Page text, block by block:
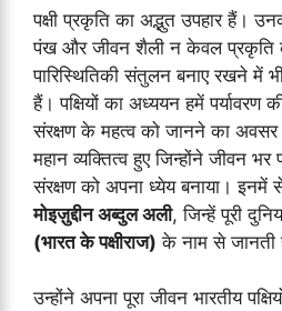
पक्षी प्रकृति का अद्भुत उपहार हैं।
पंख और जीवन शैली न केवल प्रकृति
पारिस्थितिकी संतुलन बनाए रखने में
हैं। पक्षियों का अध्ययन हमें
संरक्षण के महत्व को जानने का
महान व्यक्तित्व हुए जिन्होंने जीवन
संरक्षण को अपना ध्येय बनाया।
मोइज़ुद्दीन अब्दुल अली, जिन्हें पूरी
(भारत के पक्षीराज) के नाम से जानती
उन्होंने अपना पूरा जीवन भारतीय